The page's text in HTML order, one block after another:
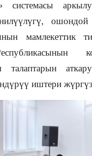
системасы
мамлекеттик
иштери